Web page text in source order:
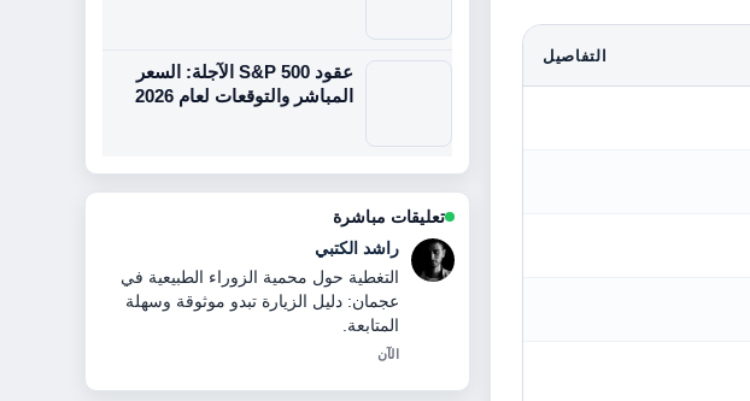
التفاصيل
عقود S&P 500 الآجلة: السعر
المباشر والتوقعات لعام 2026
تعليقات مباشرة
ماجد الهاشمي
عمل ممتاز في التحقق بخصوص محمية
الزوراء الطبيعية في عجمان: الأنشطة
والرسوم.... نحتاج هذا المستوى في كل
مكان.